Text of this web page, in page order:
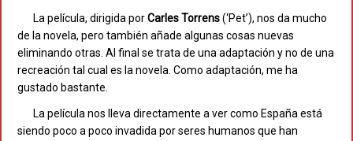
La película, dirigida porCarlesTorrens(‘Pet’), nos da mucho
de la novela, pero también añade algunas cosas nuevas
eliminando otras. Al final se trata de una adaptación y no de una
recreación tal cual es la novela. Como adaptación, me ha
gustado bastante.
La película nos lleva directamente a ver como España está
siendo poco a poco invadida por seres humanos que han